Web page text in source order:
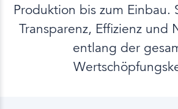
Produktion bis zum Einbau.
Transparenz, Effizienz und
entlang der